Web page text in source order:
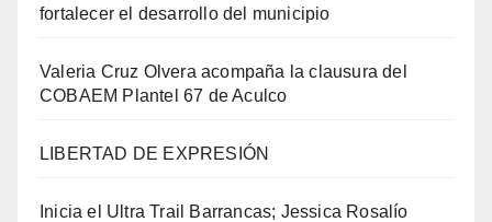
fortalecer el desarrollo del municipio
Valeria Cruz Olvera acompaña la clausura del
COBAEM Plantel 67 de Aculco
LIBERTAD DE EXPRESIÓN
Inicia el Ultra Trail Barrancas; Jessica Rosalío